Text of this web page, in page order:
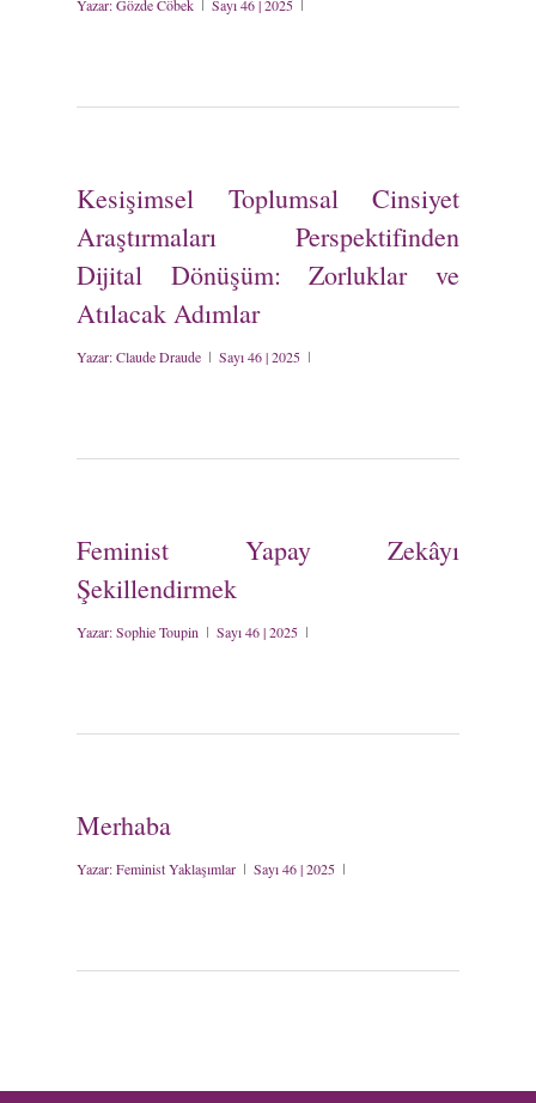
Yazar:Gözde Cöbek Sayı 46 | 2025
Kesişimsel Toplumsal Cinsiyet
Araştırmaları Perspektifinden
Dijital Dönüşüm: Zorluklar ve
Atılacak Adımlar
Yazar:Claude Draude Sayı 46 | 2025
Feminist Yapay Zekâyı
Şekillendirmek
Yazar:Sophie Toupin Sayı 46 | 2025
Merhaba
Yazar:Feminist Yaklaşımlar Sayı 46 | 2025